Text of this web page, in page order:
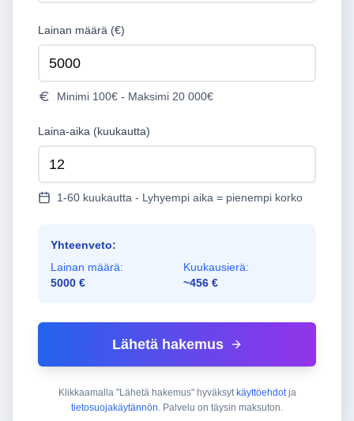
Lainan määrä (€)
Minimi 100€ - Maksimi 20 000€
Laina-aika (kuukautta)
1-60 kuukautta - Lyhyempi aika = pienempi korko
Yhteenveto:
Lainan määrä:
5000 €
Kuukausierä:
~456 €
Lähetä hakemus
Klikkaamalla "Lähetä hakemus" hyväksyt käyttöehdot ja
tietosuojakäytännön. Palvelu on täysin maksuton.